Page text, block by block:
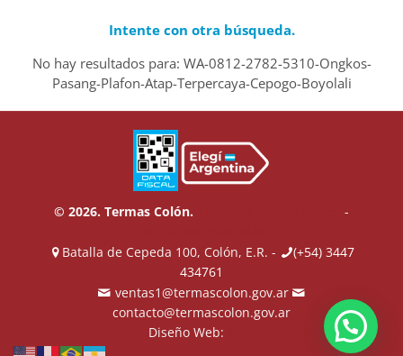
Intente con otra búsqueda.
No hay resultados para: WA-0812-2782-5310-Ongkos-
Pasang-Plafon-Atap-Terpercaya-Cepogo-Boyolali
© 2026. Termas Colón.
-
Batalla de Cepeda 100, Colón, E.R. -
(+54) 3447
434761
ventas1@termascolon.gov.ar
contacto@termascolon.gov.ar
Diseño Web: